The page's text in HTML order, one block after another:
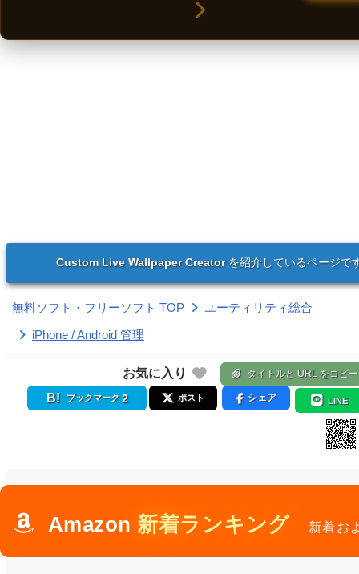
Custom Live Wallpaper Creatorを紹介しているページで
無料ソフト・フリーソフト TOP
ユーティリティ総合
iPhone / Android 管理
お気に入り タイトルと URL をコピー
ブックマーク 2 ポスト シェア LINE
Amazon 新着ランキング 新着お